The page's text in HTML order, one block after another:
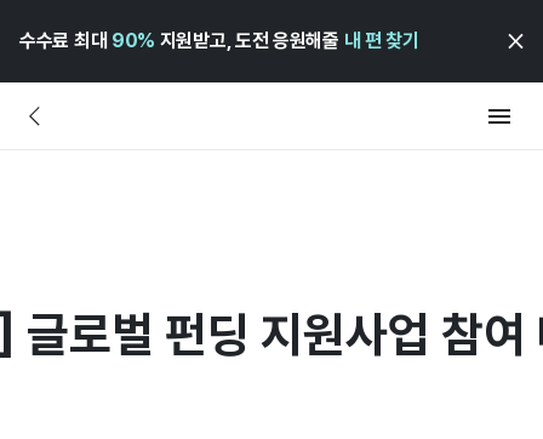
수수료 최대 90% 지원받고, 도전 응원해줄 내 편 찾기
로벌 펀딩 지원사업 참여